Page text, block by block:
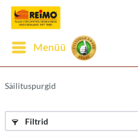
Menüü
Säilituspurgid
Filtrid